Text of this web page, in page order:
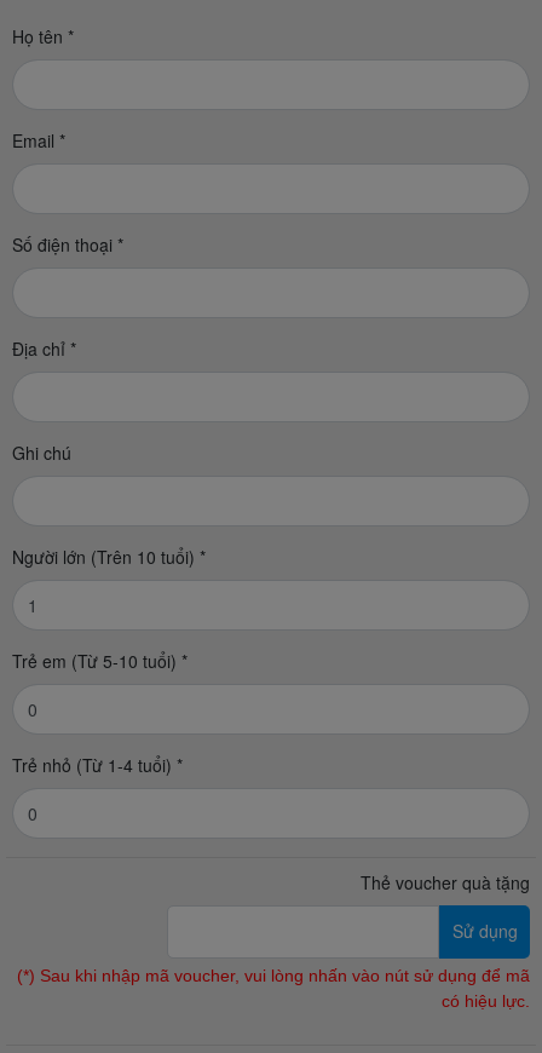
Họ tên *
Email *
Số điện thoại *
Địa chỉ *
Ghi chú
Người lớn (Trên 10 tuổi) *
Trẻ em (Từ 5-10 tuổi) *
Trẻ nhỏ (Từ 1-4 tuổi) *
Thẻ voucher quà tặng
Sử dụng
(*) Sau khi nhập mã voucher, vui lòng nhấn vào nút sử dụng để mã
có hiệu lực.